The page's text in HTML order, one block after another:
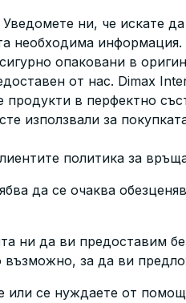
ни, че искате
необходима информация.
опаковани в
от нас. Dimax
в перфектно
използвали за
политика за
да се очаква
ни да ви предоставим
за да ви
се нуждаете от